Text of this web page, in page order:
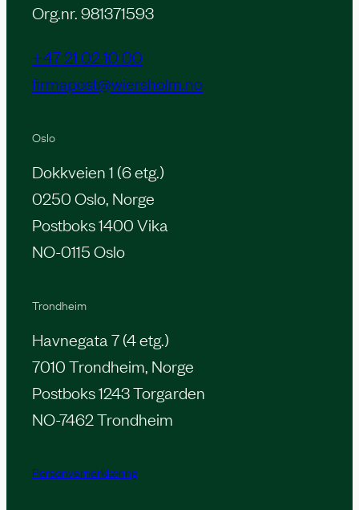
Org.nr. 981371593
+47 21 02 10 00
firmapost@wiersholm.no
Oslo
Dokkveien 1 (6 etg.)
0250 Oslo, Norge
Postboks 1400 Vika
NO-0115 Oslo
Trondheim
Havnegata 7 (4 etg.)
7010 Trondheim, Norge
Postboks 1243 Torgarden
NO-7462 Trondheim
Personvernerklæring